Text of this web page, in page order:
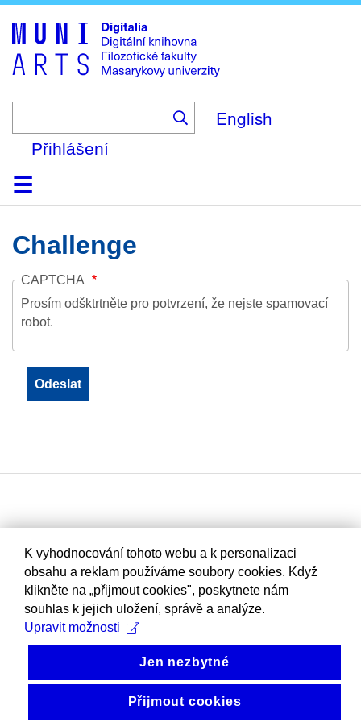
to
main
content
English
Přihlášení
DomůKolekce
Prohlížení
Vyhledávání
O platformě
Nápověda
KontaktDigitalia
Challenge
CAPTCHA
Prosím odšktrtněte pro potvrzení, že nejste spamovací
robot.
K vyhodnocování tohoto webu a k personalizaci
obsahu a reklam používáme soubory cookies. Když
klikněte na „přijmout cookies", poskytnete nám
souhlas k jejich uložení, správě a analýze.
Upravit možnosti
Jen nezbytné
Přijmout cookies